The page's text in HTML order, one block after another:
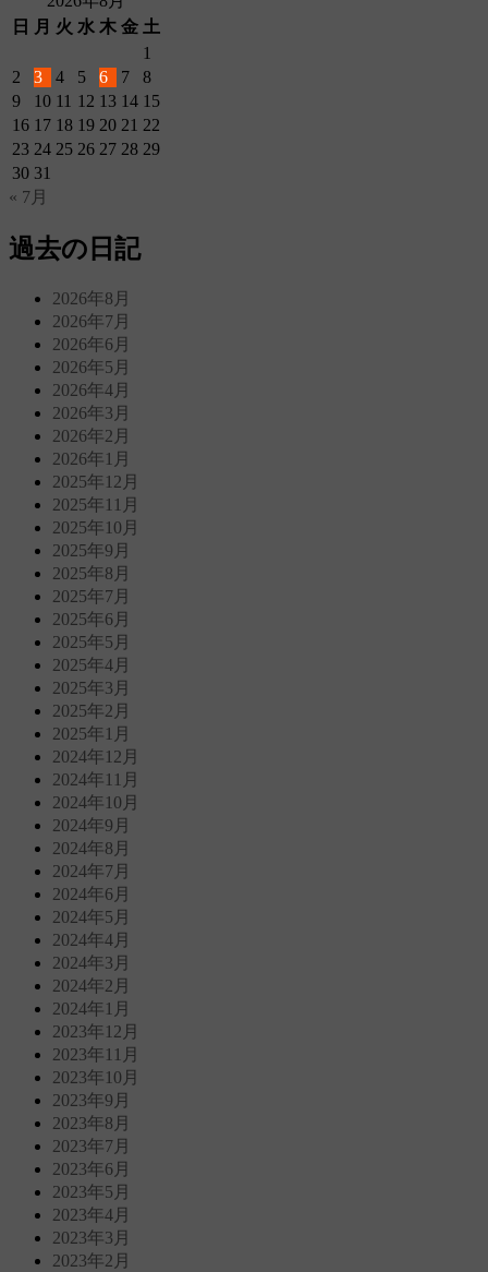
日
月 火 水 木 金 土
1
2
3 4 5 6 7
8
9
10 11 12 13 14 15
16 17 18 19 20 21 22
23 24 25 26 27 28 29
30 31
« 7月
過去の日記
2026年8月
2026年7月
2026年6月
2026年5月
2026年4月
2026年3月
2026年2月
2026年1月
2025年12月
2025年11月
2025年10月
2025年9月
2025年8月
2025年7月
2025年6月
2025年5月
2025年4月
2025年3月
2025年2月
2025年1月
2024年12月
2024年11月
2024年10月
2024年9月
2024年8月
2024年7月
2024年6月
2024年5月
2024年4月
2024年3月
2024年2月
2024年1月
2023年12月
2023年11月
2023年10月
2023年9月
2023年8月
2023年7月
2023年6月
2023年5月
2023年4月
2023年3月
2023年2月